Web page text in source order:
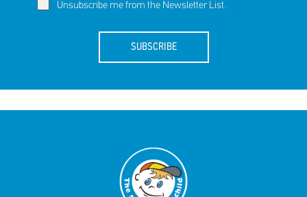
Unsubscribe me from the Newsletter List.
SUBSCRIBE